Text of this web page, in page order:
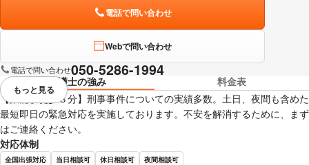
電話で問い合わせ
Webで問い合わせ
電話で問い合わせ050-5286-1994
弁護士の強み
料金表
【飯能駅徒歩３分】刑事事件についての実績多数。土日、夜間も含めた
最短即日の緊急対応を実施しております。不安を解消するために、まず
はご連絡ください。
対応体制
全国出張対応 当日相談可 休日相談可 夜間相談可
視覚的に省略されている要素を
もっと見る